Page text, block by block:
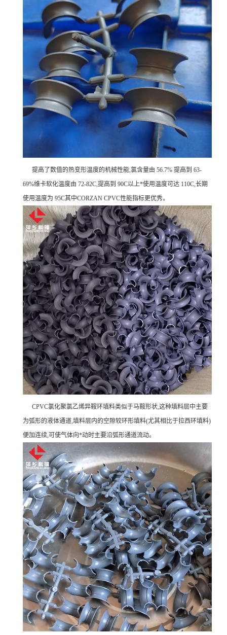
提高了数值的热变形温度的机械性能,氯含量由 56.7% 提高到 63-
69%维卡软化温度由 72-82C,提高到 90C以上*使用温度可达 110C,长期
使用温度为 95C其中CORZAN CPVC性能指标更优秀。
CPVC氯化聚氯乙烯异鞍环填料类似于马鞍形状,这种填料层中主要
为弧形的液体通道,填料层内的空隙较环形填料(尤其相比于拉西环填料)
便加连续,可使气体向*动时主要沿弧形通道流动。